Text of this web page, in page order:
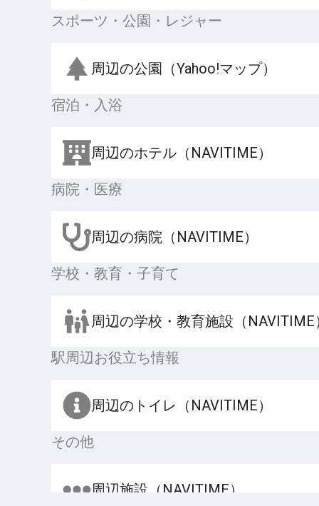
スポーツ・公園・レジャー
周辺の公園（Yahoo!マップ）
宿泊・入浴
周辺のホテル（NAVITIME）
病院・医療
周辺の病院（NAVITIME）
学校・教育・子育て
周辺の学校・教育施設（NAVITIME
駅周辺お役立ち情報
周辺のトイレ（NAVITIME）
その他
周辺施設（NAVITIME）